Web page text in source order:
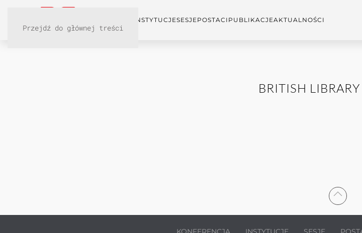
Przejdź do głównej treści
INSTYTUCJESESJEPOSTACI PUBLIKACJEAKTUALNOŚCI
BRITISH